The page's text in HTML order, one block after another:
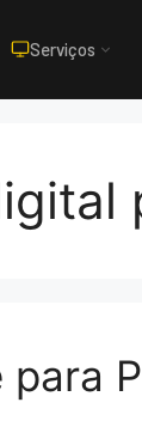
Serviços